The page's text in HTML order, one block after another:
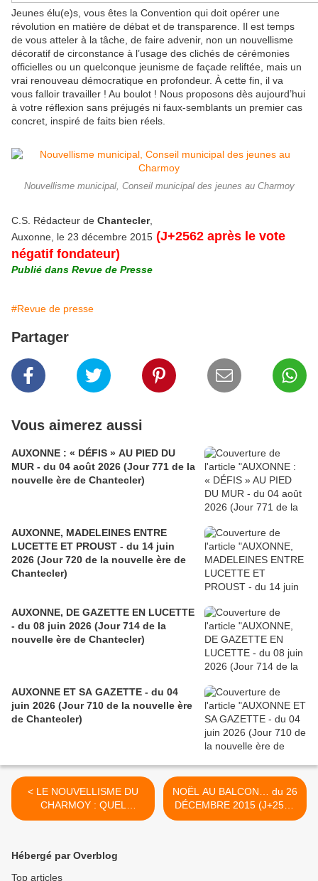
Jeunes élu(e)s, vous êtes la Convention qui doit opérer une
révolution en matière de débat et de transparence. Il est temps
de vous atteler à la tâche, de faire advenir, non un nouvellisme
décoratif de circonstance à l’usage des clichés de cérémonies
officielles ou un quelconque jeunisme de façade reliftée, mais un
vrai renouveau démocratique en profondeur. À cette fin, il va
vous falloir travailler ! Au boulot ! Nous proposons dès aujourd’hui
à votre réflexion sans préjugés ni faux-semblants un premier cas
concret, inspiré de faits bien réels.
Nouvellisme municipal, Conseil municipal des jeunes au Charmoy
C.S. Rédacteur de Chantecler,
Auxonne, le 23 décembre 2015 (J+2562 après le vote
négatif fondateur)
Publié dans Revue de Presse
#Revue de presse
Partager
Vous aimerez aussi
AUXONNE : « DÉFIS » AU PIED DU
MUR - du 04 août 2026 (Jour 771 de la
nouvelle ère de Chantecler)
AUXONNE, MADELEINES ENTRE
LUCETTE ET PROUST - du 14 juin
2026 (Jour 720 de la nouvelle ère de
Chantecler)
AUXONNE, DE GAZETTE EN LUCETTE
- du 08 juin 2026 (Jour 714 de la
nouvelle ère de Chantecler)
AUXONNE ET SA GAZETTE - du 04
juin 2026 (Jour 710 de la nouvelle ère
de Chantecler)
< LE NOUVELLISME DU
CHARMOY : QUEL
CHANTIER ! (6)- du 21
fondateur)
NOËL AU BALCON… du 26
DÉCEMBRE 2015 (J+2565
après le vote négatif
Hébergé par Overblog
Top articles